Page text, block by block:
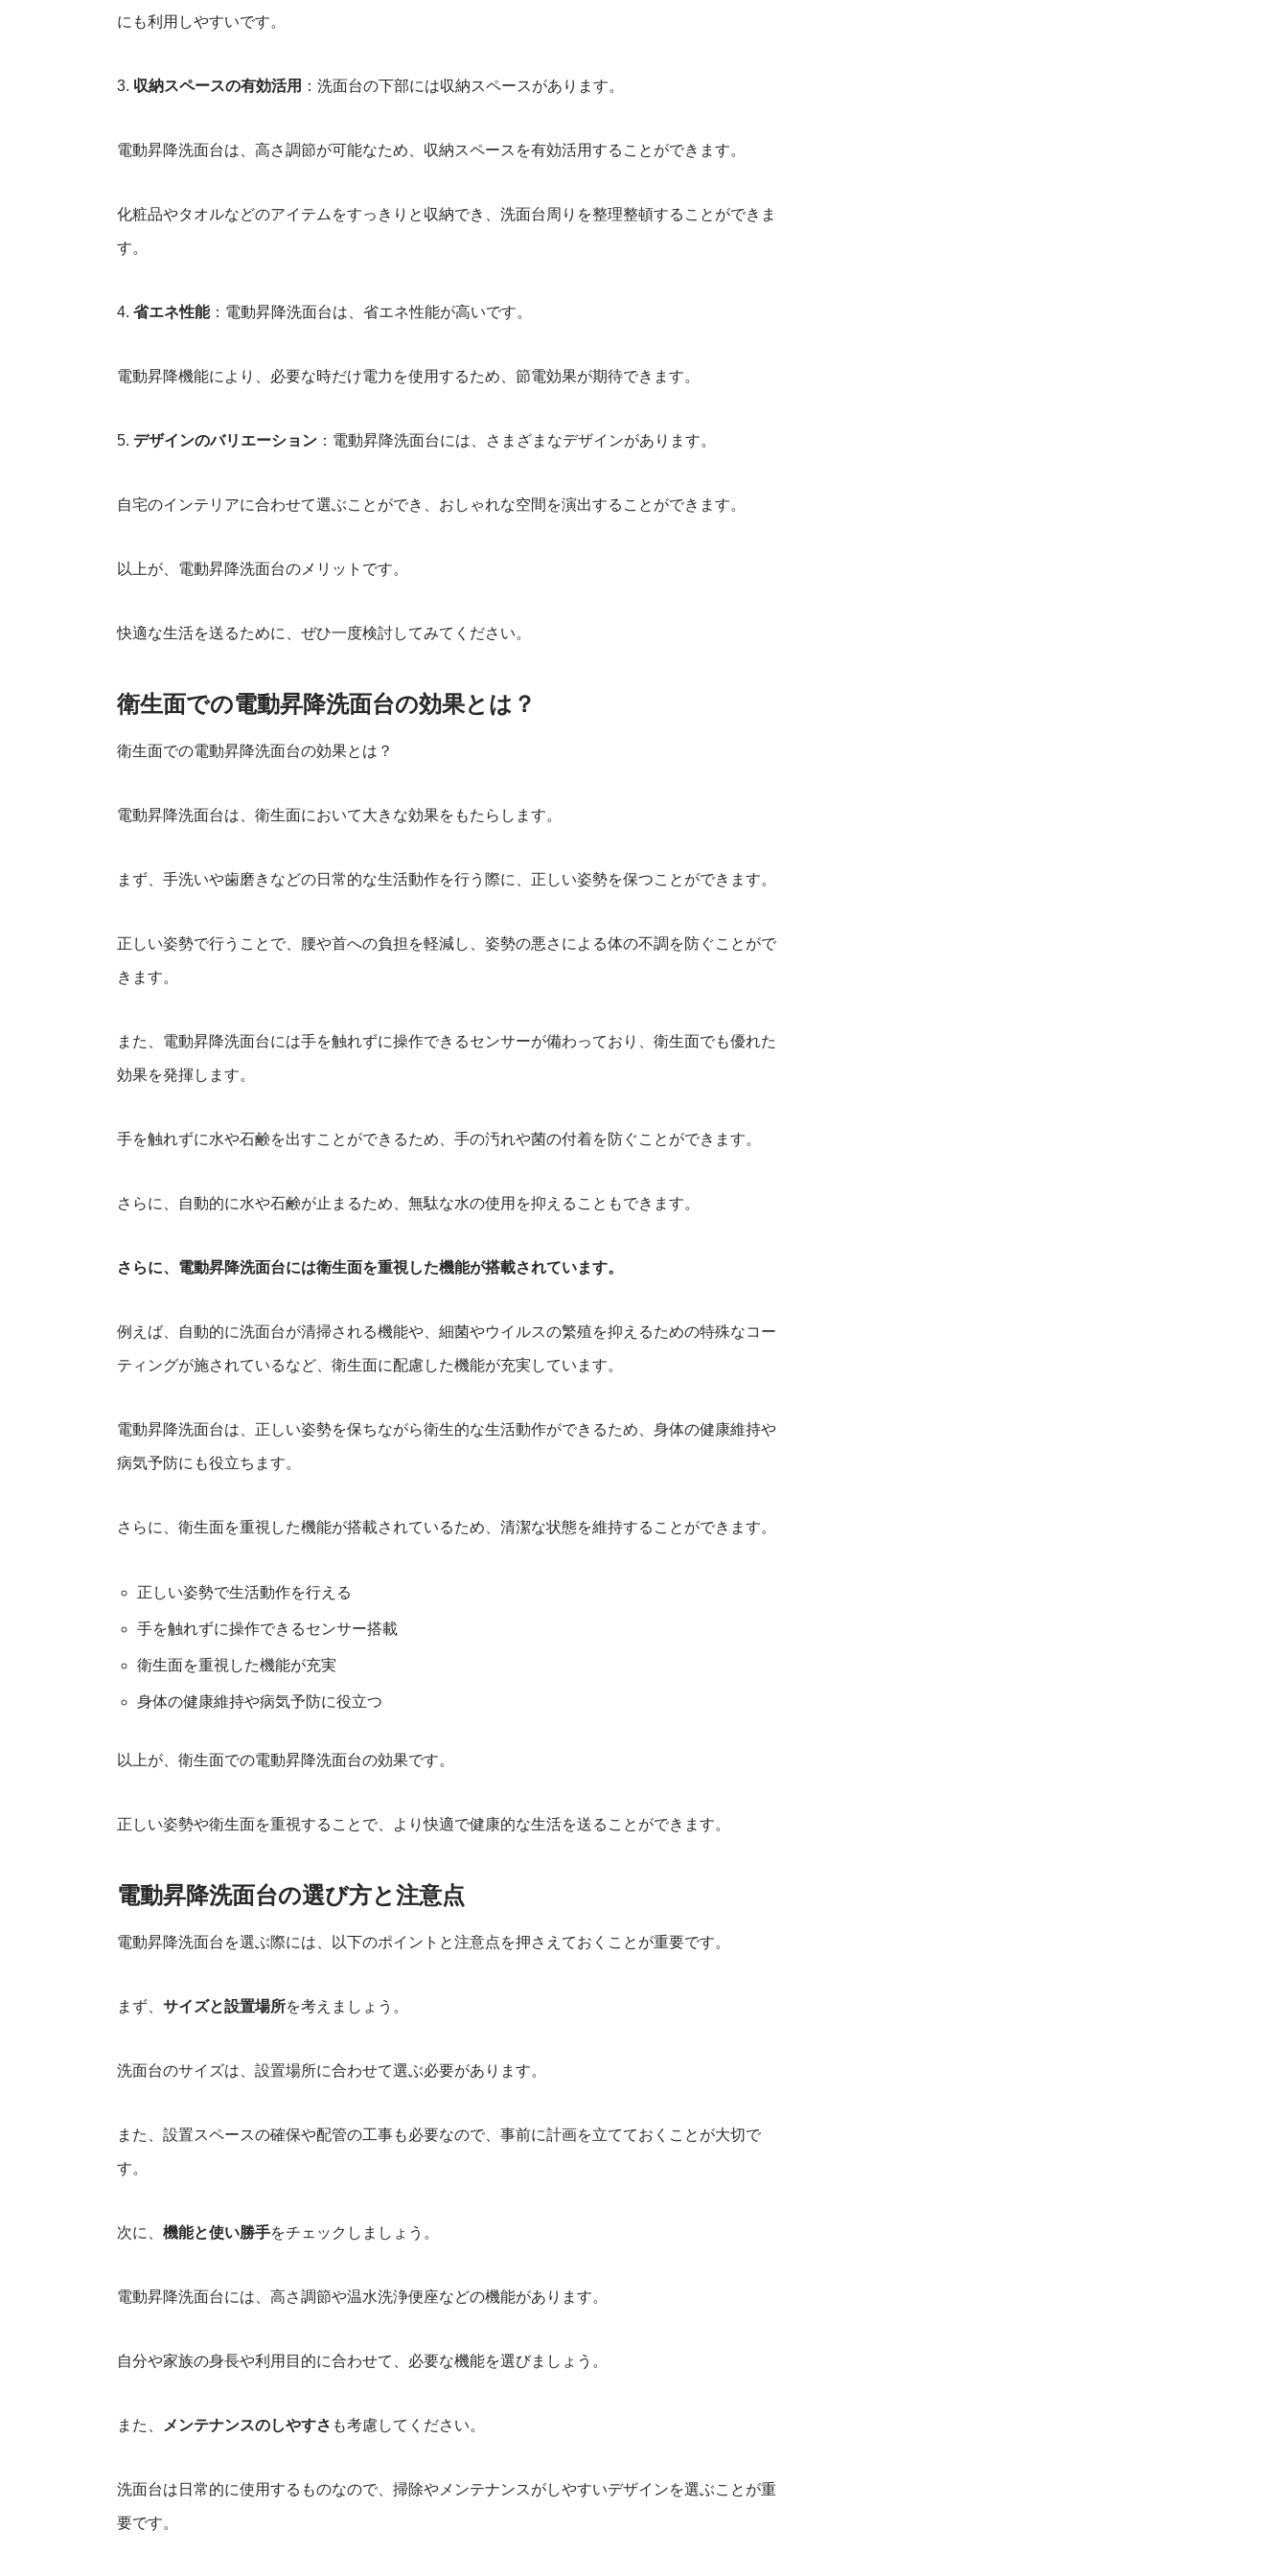
にも利用しやすいです。
3. 収納スペースの有効活用 ：洗面台の下部には収納スペースがあります。
電動昇降洗面台は、高さ調節が可能なため、収納スペースを有効活用することができます。
化粧品やタオルなどのアイテムをすっきりと収納でき、洗面台周りを整理整頓することができま
す。
4. 省エネ性能：電動昇降洗面台は、省エネ性能が高いです。
電動昇降機能により、必要な時だけ電力を使用するため、節電効果が期待できます。
5. デザインのバリエーション ：電動昇降洗面台には、さまざまなデザインがあります。
自宅のインテリアに合わせて選ぶことができ、おしゃれな空間を演出することができます。
以上が、電動昇降洗面台のメリットです。
快適な生活を送るために、ぜひ一度検討してみてください。
衛生面での電動昇降洗面台の効果とは？
衛生面での電動昇降洗面台の効果とは？
電動昇降洗面台は、衛生面において大きな効果をもたらします。
まず、手洗いや歯磨きなどの日常的な生活動作を行う際に、正しい姿勢を保つことができます。
正しい姿勢で行うことで、腰や首への負担を軽減し、姿勢の悪さによる体の不調を防ぐことがで
きます。
また、電動昇降洗面台には手を触れずに操作できるセンサーが備わっており、衛生面でも優れた
効果を発揮します。
手を触れずに水や石鹸を出すことができるため、手の汚れや菌の付着を防ぐことができます。
さらに、自動的に水や石鹸が止まるため、無駄な水の使用を抑えることもできます。
さらに、電動昇降洗面台には衛生面を重視した機能が搭載されています。
例えば、自動的に洗面台が清掃される機能や、細菌やウイルスの繁殖を抑えるための特殊なコー
ティングが施されているなど、衛生面に配慮した機能が充実しています。
電動昇降洗面台は、正しい姿勢を保ちながら衛生的な生活動作ができるため、身体の健康維持や
病気予防にも役立ちます。
さらに、衛生面を重視した機能が搭載されているため、清潔な状態を維持することができます。
正しい姿勢で生活動作を行える
手を触れずに操作できるセンサー搭載
衛生面を重視した機能が充実
身体の健康維持や病気予防に役立つ
以上が、衛生面での電動昇降洗面台の効果です。
正しい姿勢や衛生面を重視することで、より快適で健康的な生活を送ることができます。
電動昇降洗面台の選び方と注意点
電動昇降洗面台を選ぶ際には、以下のポイントと注意点を押さえておくことが重要です。
まず、 サイズと設置場所を考えましょう。
洗面台のサイズは、設置場所に合わせて選ぶ必要があります。
また、設置スペースの確保や配管の工事も必要なので、事前に計画を立てておくことが大切で
す。
次に、 機能と使い勝手をチェックしましょう。
電動昇降洗面台には、高さ調節や温水洗浄便座などの機能があります。
自分や家族の身長や利用目的に合わせて、必要な機能を選びましょう。
また、 メンテナンスのしやすさ も考慮してください。
洗面台は日常的に使用するものなので、掃除やメンテナンスがしやすいデザインを選ぶことが重
要です。